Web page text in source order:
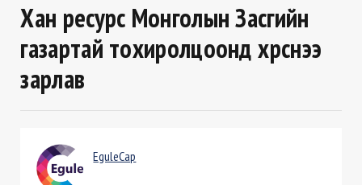
Хан ресурс Монголын Засгийн
газартай тохиролцоонд хүрснээ
зарлав
EguleCap